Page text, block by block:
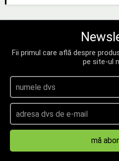
Fii primul care află despre
pe site-ul
mă